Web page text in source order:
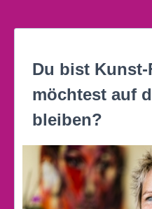
Du bist Kunst-
möchtest auf
bleiben?